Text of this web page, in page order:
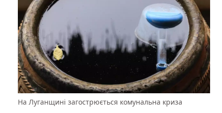
На Луганщині загострюється комунальна криза